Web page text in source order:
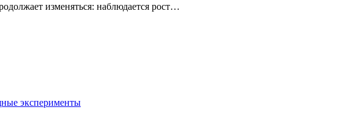
изменяться: наблюдается рост…
эксперименты